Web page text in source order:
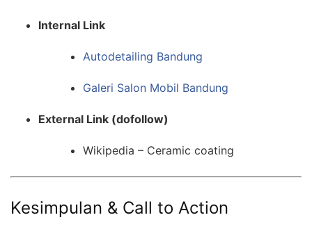
Internal Link
Autodetailing Bandung
Galeri Salon Mobil Bandung
External Link (dofollow)
Wikipedia – Ceramic coating
Kesimpulan & Call to Action